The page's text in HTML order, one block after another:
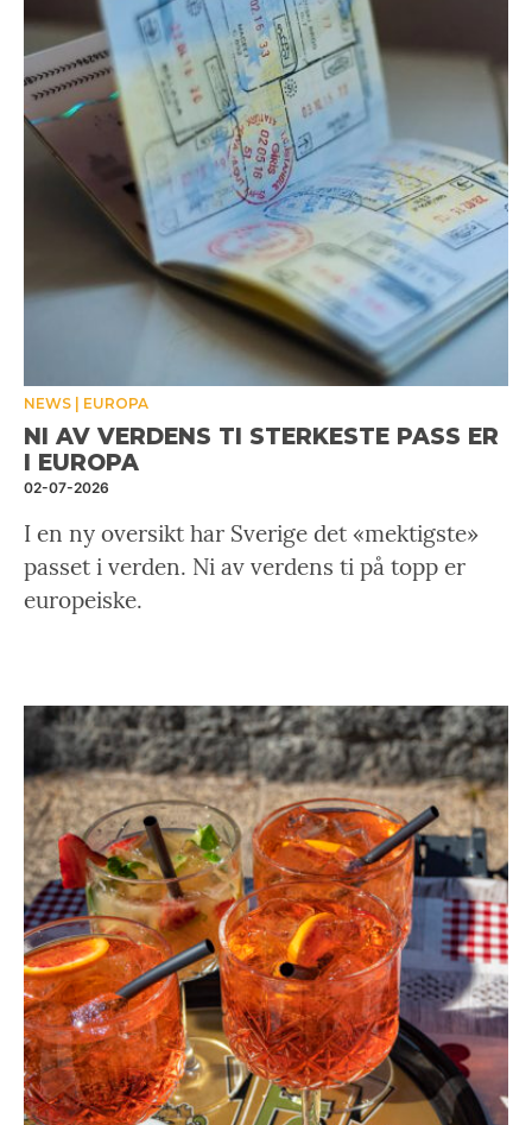
NEWS EUROPA
NI AV VERDENS TI STERKESTE PASS ER
I EUROPA
02-07-2026
I en ny oversikt har Sverige det «mektigste»
passet i verden. Ni av verdens ti på topp er
europeiske.